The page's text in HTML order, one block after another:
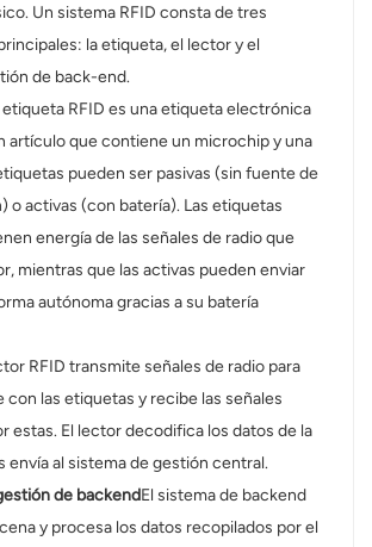
عربي
日语
한국어
Türk
Ελληνικά
Melayu
Polski
แบบไทย
Tiếng Việt
Indonesia
Un sistema RFID consta de tres
la etiqueta, el lector y el
de back-end.
etiqueta RFID es una etiqueta electrónica
artículo que contiene un microchip y una
pueden ser pasivas (sin fuente de
o activas (con batería). Las etiquetas
energía de las señales de radio que
mientras que las activas pueden enviar
autónoma gracias a su batería
RFID transmite señales de radio para
con las etiquetas y recibe las señales
estas. El lector decodifica los datos de la
envía al sistema de gestión central.
de backendEl sistema de backend
y procesa los datos recopilados por el